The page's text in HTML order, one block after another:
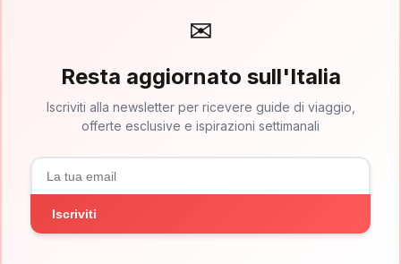
✉
Resta aggiornato sull'Italia
Iscriviti alla newsletter per ricevere guide di viaggio,
offerte esclusive e ispirazioni settimanali
Iscriviti